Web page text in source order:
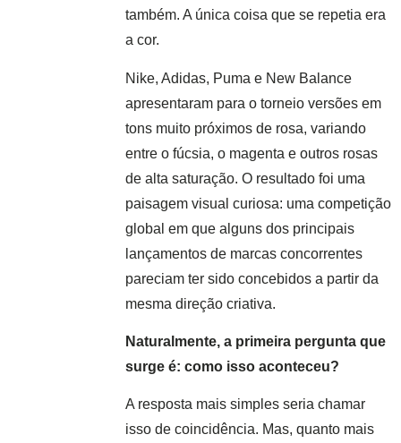
também. A única coisa que se repetia era
a cor.
Nike, Adidas, Puma e New Balance
apresentaram para o torneio versões em
tons muito próximos de rosa, variando
entre o fúcsia, o magenta e outros rosas
de alta saturação. O resultado foi uma
paisagem visual curiosa: uma competição
global em que alguns dos principais
lançamentos de marcas concorrentes
pareciam ter sido concebidos a partir da
mesma direção criativa.
Naturalmente, a primeira pergunta que
surge é: como isso aconteceu?
A resposta mais simples seria chamar
isso de coincidência. Mas, quanto mais